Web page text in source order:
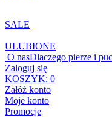
SALE
ULUBIONE
O nasDlaczego pierze i
Zaloguj się
KOSZYK: 0
Załóż konto
Moje konto
Promocje